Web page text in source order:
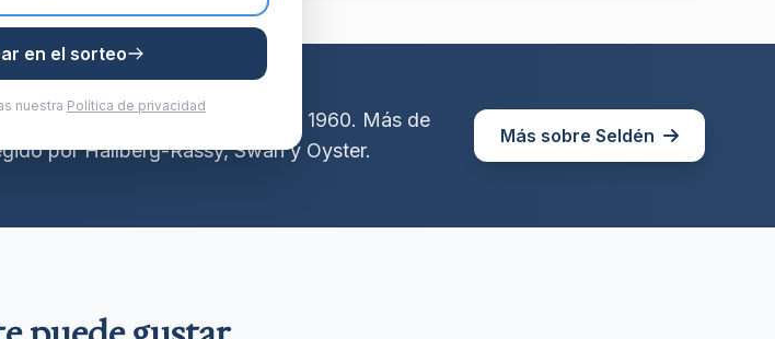
primera clase en Suecia desde 1960. Más de
por Hallberg-Rassy, Swan y Oyster.
Más sobre Seldén
en el sorteo
nuestra Política de privacidad